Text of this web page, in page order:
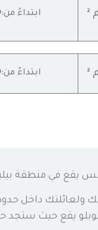
م ² ابتداءً من:
م ² ابتداءً من:
يقع في منطقة
ولعائلتك داخل
يقع حيث ستجد